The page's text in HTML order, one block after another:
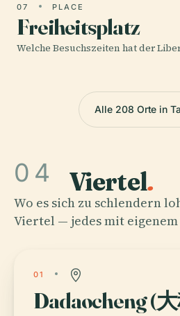
07 PLACE
Freiheitsplatz
Welche Besuchszeiten hat der
Alle 208 Orte in
04 Viertel.
Wo es sich zu schlendern
Viertel — jedes mit eigenem
01
Dadaocheng (